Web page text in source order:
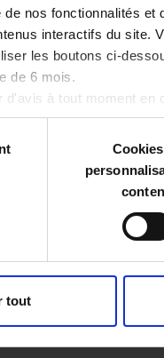
de nos fonctionnalités
interactifs du site.
les boutons ci-
de 6 mois.
d'avis à tout moment en
tout
Esprit Pionnier,
vous attendons !